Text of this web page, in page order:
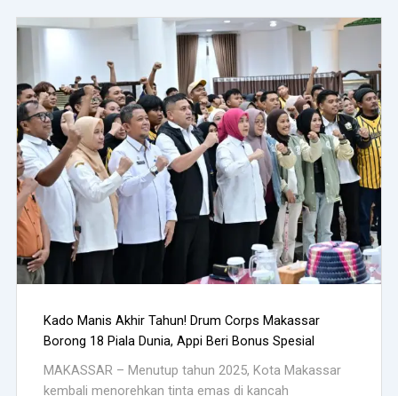
Kado Manis Akhir Tahun! Drum Corps Makassar
Borong 18 Piala Dunia, Appi Beri Bonus Spesial
MAKASSAR – Menutup tahun 2025, Kota Makassar
kembali menorehkan tinta emas di kancah